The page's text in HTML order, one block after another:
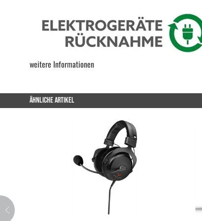
weitere Informationen
ÄHNLICHE ARTIKEL